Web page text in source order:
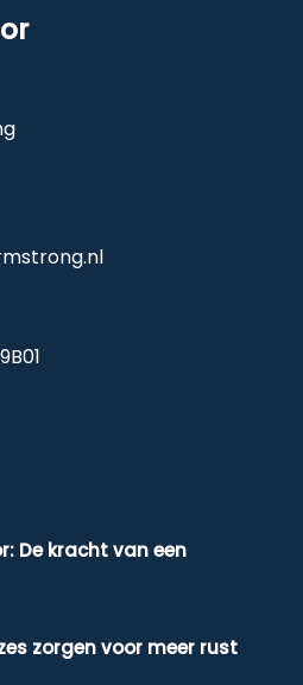
De kracht van een
zorgen voor meer rust